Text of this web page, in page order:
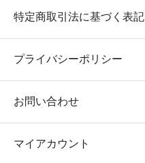
特定商取引法に基づく表記
プライバシーポリシー
お問い合わせ
マイアカウント